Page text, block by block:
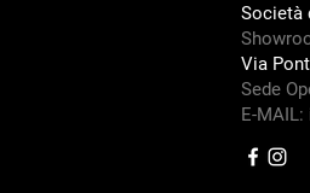
Società
Via
Sede
E-MAIL: